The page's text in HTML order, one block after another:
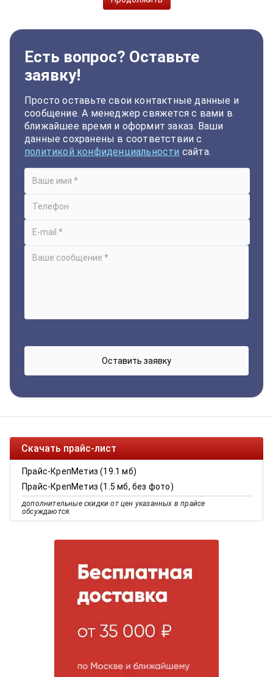
Есть вопрос? Оставьте
заявку!
Просто оставьте свои контактные данные и
сообщение. А менеджер свяжется с вами в
ближайшее время и оформит заказ. Ваши
данные сохранены в соответствии с
политикой конфиденциальности сайта.
Скачать прайс-лист
Прайс-КрепМетиз (19.1 мб)
Прайс-КрепМетиз (1.5 мб, без фото)
дополнительные скидки от цен указанных в прайсе
обсуждаются.